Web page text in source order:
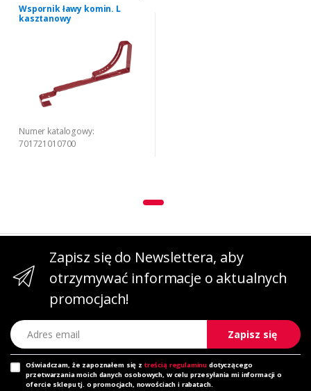
TYP "L"
Wspornik ławy komin. L
kasztanowy
Numer katalogowy:
701721010700
Zapisz się do Newslettera, aby
otrzymywać informacje o aktualnych
promocjach!
Adres email
Zapisz się
Oświadczam, że zapoznałem się z treścią regulaminu dotyczącego
przetwarzania moich danych osobowych, w celu przesyłania mi informacji o
ofercie sklepu tj. o promocjach, nowościach i rabatach.